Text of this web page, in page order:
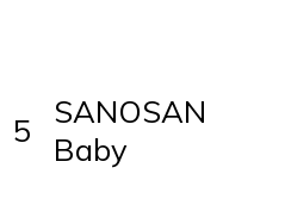
5
SANOSAN
Baby